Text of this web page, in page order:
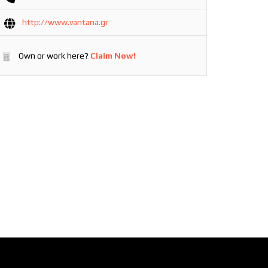
http://www.vantana.gr
Own or work here? Claim Now!